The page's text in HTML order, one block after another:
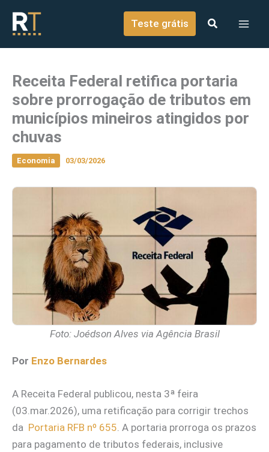
conteúdo
Teste grátis
Receita Federal retifica portaria
sobre prorrogação de tributos em
municípios mineiros atingidos por
chuvas
Economia 03/03/2026
Foto: Joédson Alves via Agência Brasil
Por Enzo Bernardes
A Receita Federal publicou, nesta 3ª feira
(03.mar.2026), uma retificação para corrigir trechos
da Portaria RFB nº 655. A portaria prorroga os prazos
para pagamento de tributos federais, inclusive